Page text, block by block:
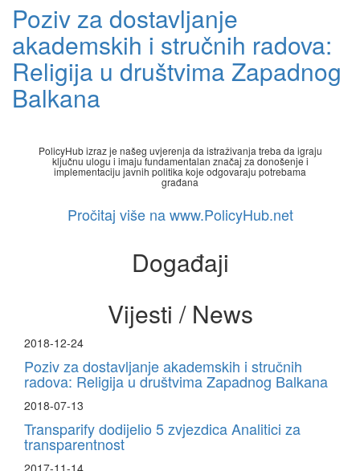
Poziv za dostavljanje
akademskih i stručnih radova:
Religija u društvima Zapadnog
Balkana
PolicyHub izraz je našeg uvjerenja da istraživanja treba da igraju
ključnu ulogu i imaju fundamentalan značaj za donošenje i
implementaciju javnih politika koje odgovaraju potrebama
građana
Pročitaj više na www.PolicyHub.net
Događaji
Vijesti / News
2018-12-24
Poziv za dostavljanje akademskih i stručnih
radova: Religija u društvima Zapadnog Balkana
2018-07-13
Transparify dodijelio 5 zvjezdica Analitici za
transparentnost